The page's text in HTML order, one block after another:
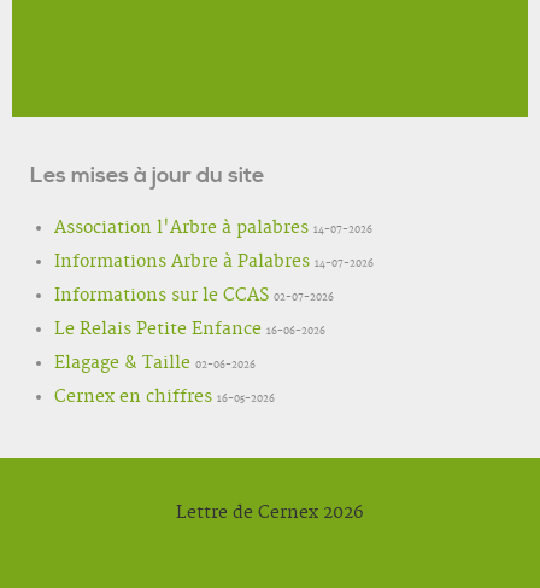
Les mises à jour du site
Association l'Arbre à palabres 14-07-2026
Informations Arbre à Palabres 14-07-2026
Informations sur le CCAS 02-07-2026
Le Relais Petite Enfance 16-06-2026
Elagage & Taille 02-06-2026
Cernex en chiffres 16-05-2026
Lettre de Cernex 2026